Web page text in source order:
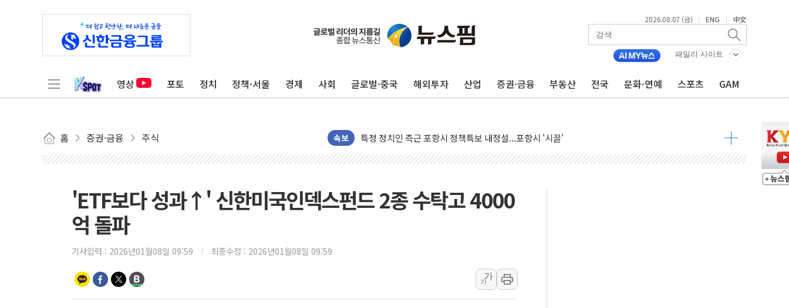
2026.08.07 (금) | ENG | 中文
패밀리 사이트
영상 포토 정치 정책·서울 경제 사회 글로벌·중국 해외투자 산업 증권·금융 부동산 전국 문화·연예 스포츠 GAM
홈 증권·금융 주식 속보
보훈부, 미 DPAA와 MOU… "6·25 미군 실종자 7359명 끝까지 찾겠다"
트럼프 "금리 내려야"…파월 때와 달리 워시엔 톤 낮춰
李 "해남 태양광, 대한민국 다음 100년 밑거름…수도권 집중 완화 전환점"
李 대통령, '6시간 마라톤 부동산 2차 회의' 주재… "전폭적 공급 확대·속도전 총력"
[사진] 빈살만과 에르도안의 만남
이란와이어 "이란 최고지도자 위독…곧 사망해도 놀랍지 않아"
폭염 누그러지고 가뭄 숙지나...경북동해안권 8~9일 최대 100mm 호우
사우디·튀르키예·파키스탄, '공동방위협정' 체결… 수니파 국가들의 새 안보 협력 구도
'ETF보다 성과↑' 신한미국인덱스펀드 2종 수탁고 4000
억 돌파
기사입력 : 2026년01월08일 09:59 최종수정 : 2026년01월08일 09:59
가
가